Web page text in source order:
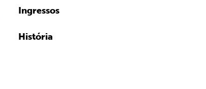
Ingressos
História